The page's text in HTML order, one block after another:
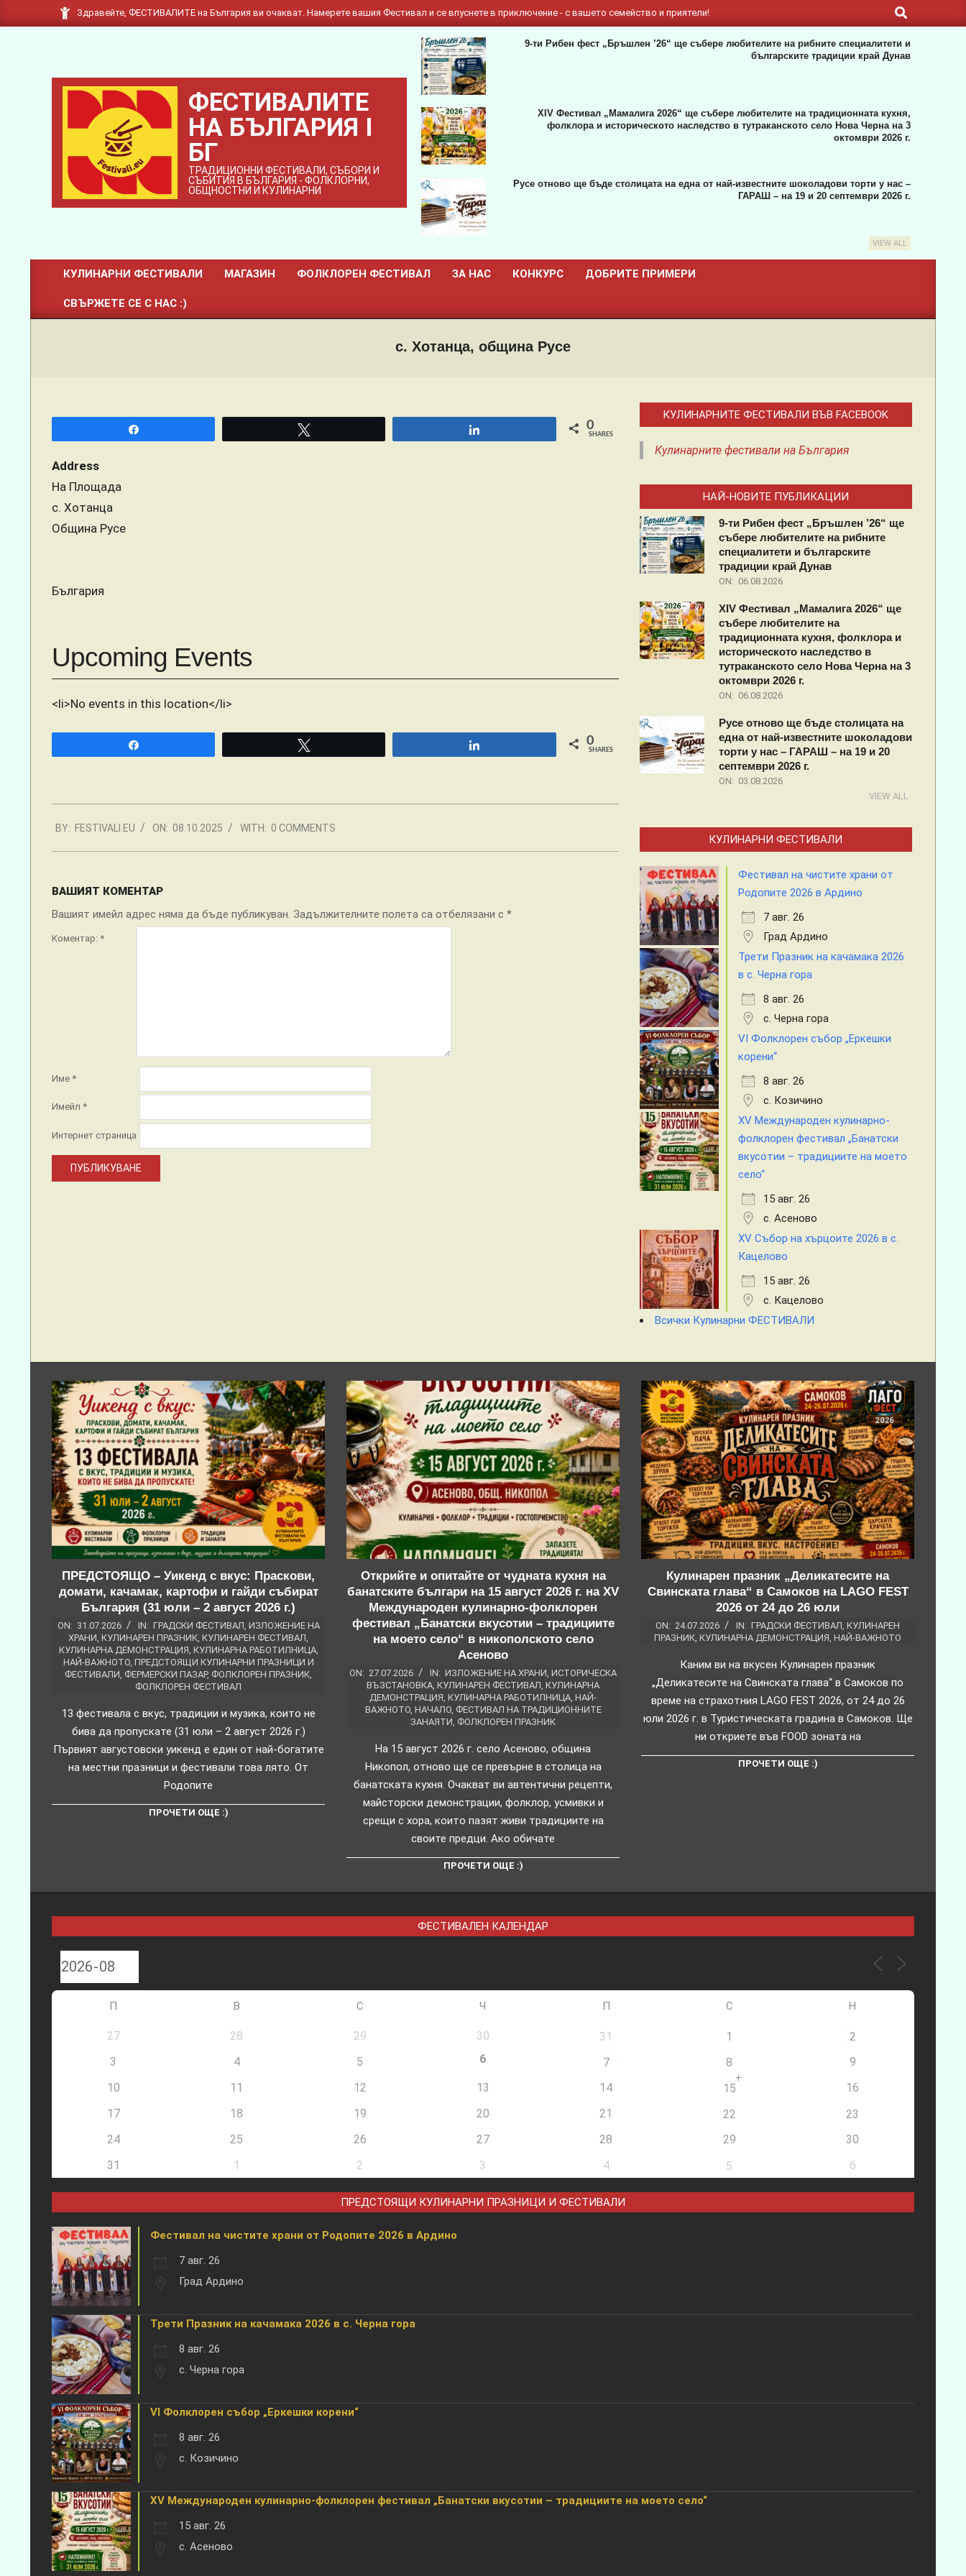
to
Здравейте, ФЕСТИВАЛИТЕ на България ви очакват. Намерете вашия Фестивал и се впуснете в приключение - с вашето семейство и приятели!
Search
ФЕСТИВАЛИТЕ
НА БЪЛГАРИЯ I
БГ
ТРАДИЦИОННИ ФЕСТИВАЛИ, СЪБОРИ И
СЪБИТИЯ В БЪЛГАРИЯ - ФОЛКЛОРНИ,
ОБЩНОСТНИ И КУЛИНАРНИ
9-ти Рибен фест „Бръшлен ’26“ ще събере любителите на рибните специалитети и
българските традиции край Дунав
XIV Фестивал „Мамалига 2026“ ще събере любителите на традиционната кухня,
фолклора и историческото наследство в тутраканското село Нова Черна на 3
октомври 2026 г.
Русе отново ще бъде столицата на една от най-известните шоколадови торти у нас –
ГАРАШ – на 19 и 20 септември 2026 г.
VIEW ALL
Primary
Navigation
КУЛИНАРНИ ФЕСТИВАЛИ МАГАЗИН ФОЛКЛОРЕН ФЕСТИВАЛ ЗА НАС КОНКУРС ДОБРИТЕ ПРИМЕРИ
СВЪРЖЕТЕ СЕ С НАС :)
с. Хотанца, община Русе
0
SHARES
Address
На Площада
с. Хотанца
Община Русе
България
Upcoming Events
<li>No events in this location</li>
0
SHARES
10-
08
BY: FESTIVALI.EU ON: 08.10.2025 WITH: 0 COMMENTS
ВАШИЯТ КОМЕНТАР
Вашият имейл адрес няма да бъде публикуван. Задължителните полета са отбелязани с *
Коментар: *
Име *
Имейл *
Интернет страница
КУЛИНАРНИТЕ ФЕСТИВАЛИ ВЪВ FACEBOOK
Кулинарните фестивали на България
НАЙ-НОВИТЕ ПУБЛИКАЦИИ
9-ти Рибен фест „Бръшлен ’26“ ще
събере любителите на рибните
специалитети и българските
традиции край Дунав
ON: 06.08.2026
XIV Фестивал „Мамалига 2026“ ще
събере любителите на
традиционната кухня, фолклора и
историческото наследство в
тутраканското село Нова Черна на 3
октомври 2026 г.
ON: 06.08.2026
Русе отново ще бъде столицата на
една от най-известните шоколадови
торти у нас – ГАРАШ – на 19 и 20
септември 2026 г.
ON: 03.08.2026
VIEW ALL
КУЛИНАРНИ ФЕСТИВАЛИ
Фестивал на чистите храни от
Родопите 2026 в Ардино
7 авг. 26
Град Ардино
Трети Празник на качамака 2026
в с. Черна гора
8 авг. 26
с. Черна гора
VI Фолклорен събор „Еркешки
корени“
8 авг. 26
с. Козичино
XV Международен кулинарно-
фолклорен фестивал „Банатски
вкусотии – традициите на моето
село“
15 авг. 26
с. Асеново
XV Събор на хърцоите 2026 в с.
Кацелово
15 авг. 26
с. Кацелово
Всички Кулинарни ФЕСТИВАЛИ
ПРЕДСТОЯЩО – Уикенд с вкус: Праскови,
домати, качамак, картофи и гайди събират
България (31 юли – 2 август 2026 г.)
ON: 31.07.2026 IN: ГРАДСКИ ФЕСТИВАЛ ИЗЛОЖЕНИЕ НА
ХРАНИ КУЛИНАРЕН ПРАЗНИК КУЛИНАРЕН ФЕСТИВАЛ
КУЛИНАРНА ДЕМОНСТРАЦИЯ КУЛИНАРНА РАБОТИЛНИЦА,
НАЙ-ВАЖНОТО, ПРЕДСТОЯЩИ КУЛИНАРНИ ПРАЗНИЦИ И
ФЕСТИВАЛИ ФЕРМЕРСКИ ПАЗАР, ФОЛКЛОРЕН ПРАЗНИК
ФОЛКЛОРЕН ФЕСТИВАЛ
13 фестивала с вкус, традиции и музика, които не
бива да пропускате (31 юли – 2 август 2026 г.)
Първият августовски уикенд е един от най-богатите
на местни празници и фестивали това лято. От
Родопите
ПРОЧЕТИ ОЩЕ :)
Открийте и опитайте от чудната кухня на
банатските българи на 15 август 2026 г. на XV
Международен кулинарно-фолклорен
фестивал „Банатски вкусотии – традициите
на моето село“ в никополското село
Асеново
ON: 27.07.2026 IN: ИЗЛОЖЕНИЕ НА ХРАНИ ИСТОРИЧЕСКА
ВЪЗСТАНОВКА КУЛИНАРЕН ФЕСТИВАЛ КУЛИНАРНА
ДЕМОНСТРАЦИЯ КУЛИНАРНА РАБОТИЛНИЦА НАЙ-
ВАЖНОТО, НАЧАЛО, ФЕСТИВАЛ НА ТРАДИЦИОННИТЕ
ЗАНАЯТИ ФОЛКЛОРЕН ПРАЗНИК
На 15 август 2026 г. село Асеново, община
Никопол, отново ще се превърне в столица на
банатската кухня. Очакват ви автентични рецепти,
майсторски демонстрации, фолклор, усмивки и
срещи с хора, които пазят живи традициите на
своите предци. Ако обичате
ПРОЧЕТИ ОЩЕ :)
Кулинарен празник „Деликатесите на
Свинската глава“ в Самоков на LAGO FEST
2026 от 24 до 26 юли
ON: 24.07.2026 IN: ГРАДСКИ ФЕСТИВАЛ КУЛИНАРЕН
ПРАЗНИК КУЛИНАРНА ДЕМОНСТРАЦИЯ НАЙ-ВАЖНОТО
Каним ви на вкусен Кулинарен празник
„Деликатесите на Свинската глава“ в Самоков по
време на страхотния LAGO FEST 2026, от 24 до 26
юли 2026 г. в Туристическата градина в Самоков. Ще
ни откриете във FOOD зоната на
ПРОЧЕТИ ОЩЕ :)
ФЕСТИВАЛЕН КАЛЕНДАР
П В С Ч П С Н
27 28 29 30 31 1
2
3
4 5 6 7 8
9
10
11 12 13 14 15
+
16
17
18 19 20 21 22
23
24
25 26 27 28 29
30
31
1 2 3 4 5 6
ПРЕДСТОЯЩИ КУЛИНАРНИ ПРАЗНИЦИ И ФЕСТИВАЛИ
Фестивал на чистите храни от Родопите 2026 в Ардино
7 авг. 26
Град Ардино
Трети Празник на качамака 2026 в с. Черна гора
8 авг. 26
с. Черна гора
VI Фолклорен събор „Еркешки корени“
8 авг. 26
с. Козичино
XV Международен кулинарно-фолклорен фестивал „Банатски вкусотии – традициите на моето село“
15 авг. 26
с. Асеново